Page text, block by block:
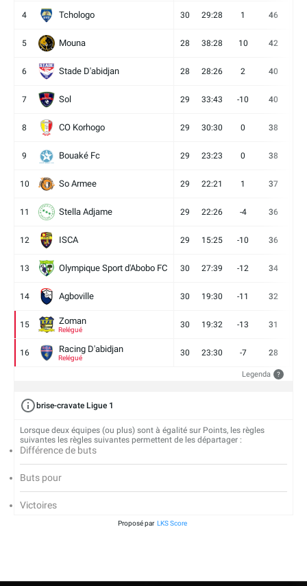
4 Tchologo 30 29:28 1 46
5 Mouna 28 38:28 10 42
6 Stade D'abidjan 28 28:26 2 40
7 Sol 29 33:43 -10 40
8 CO Korhogo 29 30:30 0 38
9 Bouaké Fc 29 23:23 0 38
10 So Armee 29 22:21 1 37
11 Stella Adjame 29 22:26 -4 36
12 ISCA 29 15:25 -10 36
13 Olympique Sport d'Abobo FC 30 27:39 -12 34
14 Agboville 30 19:30 -11 32
15 Zoman
Relégué
30 19:32 -13 31
16 Racing D'abidjan
Relégué
30 23:30 -7 28
Legenda ?
brise-cravate Ligue 1
Lorsque deux équipes (ou plus) sont à égalité sur Points, les règles
suivantes les règles suivantes permettent de les départager :
Différence de buts
Buts pour
Victoires
Proposé par LKS Score